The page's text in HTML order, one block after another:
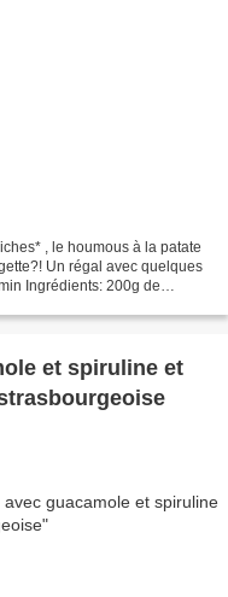
, le houmous à la patate
Un régal avec quelques
Ingrédients: 200g de
et spiruline et